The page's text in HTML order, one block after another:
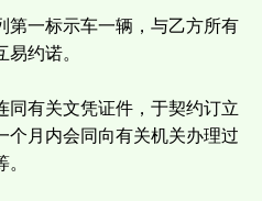
一标示车一辆，与乙方所有
约诺。
有关文凭证件，于契约订立
个月内会同向有关机关办理过